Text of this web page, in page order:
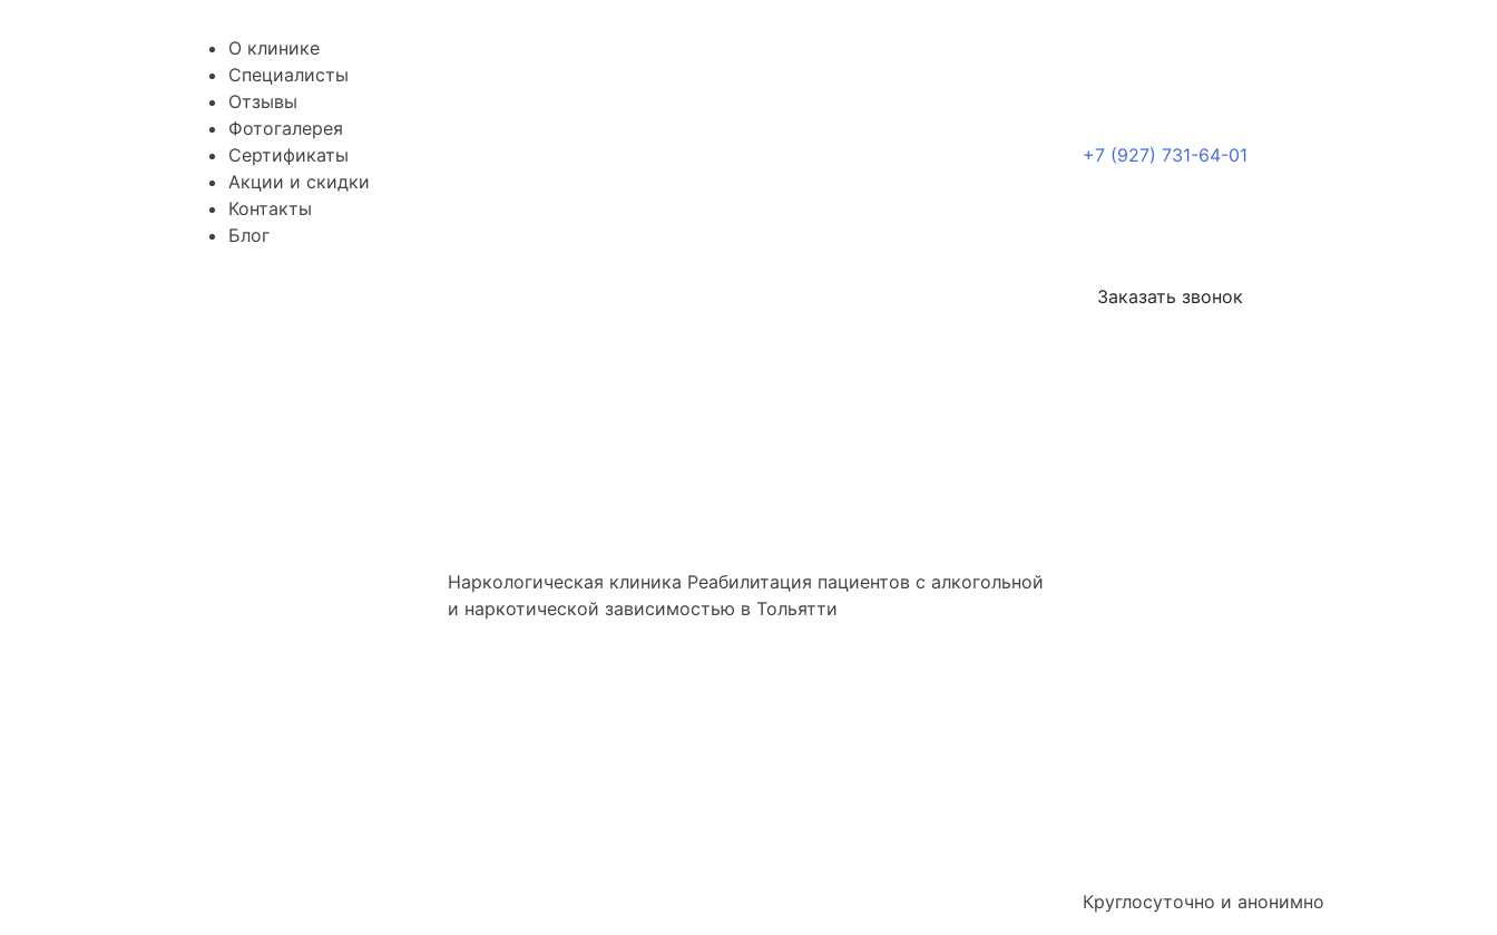
О клинике
Специалисты
Отзывы
Фотогалерея
Сертификаты
Акции и скидки
Контакты
Блог
+7 (927) 731-64-01
Наркологическая клиника Реабилитация пациентов с алкогольной
и наркотической зависимостью в Тольятти
Заказать звонок
Круглосуточно и анонимно